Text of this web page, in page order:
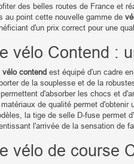
des belles routes de France et
au point cette nouvelle gamme de
d'un prix correct pour une
vélo Contend :
vélo contend est équipé d'un cadre
de la souplesse et de la
d'absorber les chocs et
de qualité permet
la tige de selle D-fuse permet
l'arrivée de la sensation de
vélo de course